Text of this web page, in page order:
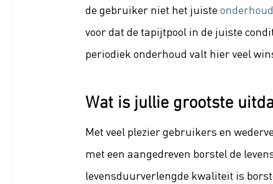
de gebruiker niet het juiste onderhoud
voor dat de tapijtpool in de juiste
periodiek onderhoud valt hier veel
Wat is jullie grootste
Met veel plezier gebruikers en
met een aangedreven borstel de
levensduurverlengde kwaliteit is